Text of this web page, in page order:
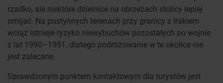
rzadko, ale niektóre dzielnice na obrzeżach stolicy lepiej
omijać. Na pustynnych terenach przy granicy z Irakiem
wciąż istnieje ryzyko niewybuchów pozostałych po wojnie
z lat 1990–1991, dlatego podróżowanie w te okolice nie
jest zalecane.
Sprawdzonym punktem kontaktowym dla turystów jest